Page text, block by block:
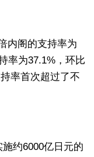
内阁的支持率为
率为37.1%，环比
率首次超过了不
约6000亿日元的